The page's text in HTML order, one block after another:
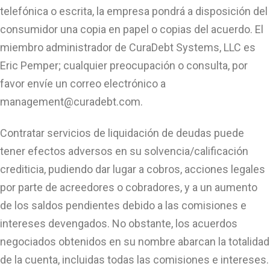
telefónica o escrita, la empresa pondrá a disposición del
consumidor una copia en papel o copias del acuerdo. El
miembro administrador de CuraDebt Systems, LLC es
Eric Pemper; cualquier preocupación o consulta, por
favor envíe un correo electrónico a
management@curadebt.com.
Contratar servicios de liquidación de deudas puede
tener efectos adversos en su solvencia/calificación
crediticia, pudiendo dar lugar a cobros, acciones legales
por parte de acreedores o cobradores, y a un aumento
de los saldos pendientes debido a las comisiones e
intereses devengados. No obstante, los acuerdos
negociados obtenidos en su nombre abarcan la totalidad
de la cuenta, incluidas todas las comisiones e intereses.